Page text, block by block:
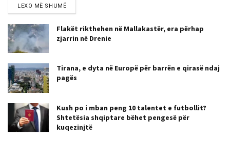
LEXO MË SHUMË
Flakët rikthehen në Mallakastër, era përhap
zjarrin në Drenie
Tirana, e dyta në Europë për barrën e qirasë ndaj
pagës
Kush po i mban peng 10 talentet e futbollit?
Shtetësia shqiptare bëhet pengesë për
kuqezinjtë